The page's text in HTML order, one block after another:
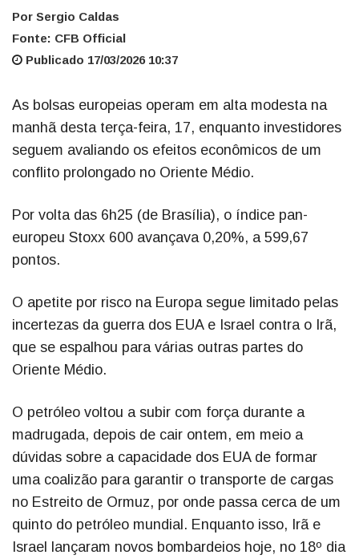
Por Sergio Caldas
Fonte: CFB Official
Publicado 17/03/2026 10:37
As bolsas europeias operam em alta modesta na
manhã desta terça-feira, 17, enquanto investidores
seguem avaliando os efeitos econômicos de um
conflito prolongado no Oriente Médio.
Por volta das 6h25 (de Brasília), o índice pan-
europeu Stoxx 600 avançava 0,20%, a 599,67
pontos.
O apetite por risco na Europa segue limitado pelas
incertezas da guerra dos EUA e Israel contra o Irã,
que se espalhou para várias outras partes do
Oriente Médio.
O petróleo voltou a subir com força durante a
madrugada, depois de cair ontem, em meio a
dúvidas sobre a capacidade dos EUA de formar
uma coalizão para garantir o transporte de cargas
no Estreito de Ormuz, por onde passa cerca de um
quinto do petróleo mundial. Enquanto isso, Irã e
Israel lançaram novos bombardeios hoje, no 18º dia